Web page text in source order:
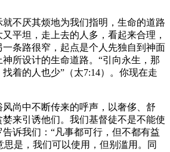
不厌其烦地为我们指明，生命的道路
平坦，走上去的人多，看起来合理，
条路很窄，起点是个人先独自到神面
所设计的生命道路。“引向永生，那
着的人也少”（太7:14）。你现在走
尚中不断传来的呼声，以奢侈、舒
来引诱他们。我们基督徒不是不能使
诉我们：“凡事都可行，但不都有益
思是，我们可以使用，但别滥用。同